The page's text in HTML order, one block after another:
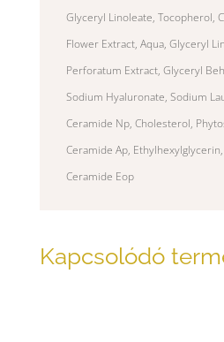
Glyceryl Linoleate, Tocopherol,
Flower Extract, Aqua, Glyceryl
Perforatum Extract, Glyceryl
Sodium Hyaluronate, Sodium
Ceramide Np, Cholesterol,
Ceramide Ap,
Ceramide Eop
Kapcsolódó